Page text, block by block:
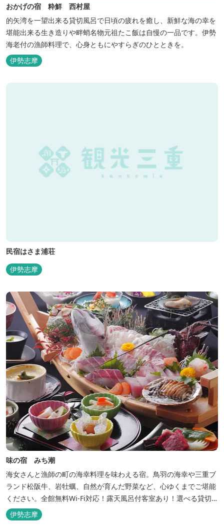
おかげの宿 粋鮮 西村屋
的矢湾を一望出来る貸切風呂で日頃の疲れを癒し、新鮮な海の幸を
堪能出来る生き造りや畔蛸名物元祖たこ飯は自慢の一品です。伊勢
海老付の漁師料理で、心身ともにやすらぎのひとときを。
伊勢志摩
民宿はさま浦荘
伊勢志摩
味の宿 みち潮
海女さんと漁師の町の海幸料理を味わえる宿。鳥羽の海幸や三重ブ
ランド松阪牛、岩牡蠣、自然が育んだ野菜など、心ゆくまでご堪能
ください。全館無料Wi-Fi対応！露天風呂付客室あり！選べる貸切
風呂も人気♪相差町内にはパワースポット石神さん（神明神社）あ
り！伊勢神宮・おかげ横丁まで最短40分！鳥羽十景にも選ばれた千
伊勢志摩